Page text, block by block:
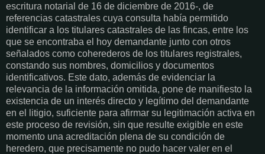
escritura notarial de 16 de diciembre de 2016-, de
referencias catastrales cuya consulta había permitido
identificar a los titulares catastrales de las fincas, entre los
que se encontraba el hoy demandante junto con otros
señalados como coherederos de los titulares registrales,
constando sus nombres, domicilios y documentos
identificativos. Este dato, además de evidenciar la
relevancia de la información omitida, pone de manifiesto la
existencia de un interés directo y legítimo del demandante
en el litigio, suficiente para afirmar su legitimación activa en
este proceso de revisión, sin que resulte exigible en este
momento una acreditación plena de su condición de
heredero, que precisamente no pudo hacer valer en el